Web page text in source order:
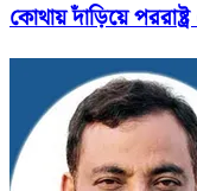
কোথায় দাঁড়িয়ে